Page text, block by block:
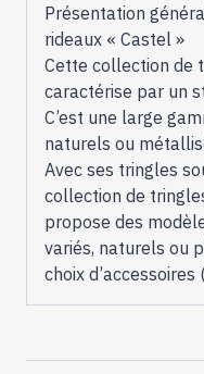
Présentation
rideaux « Castel »
Cette collection de
caractérise par un
C’est une large
naturels ou
Avec ses tringles
collection de
propose des
variés, naturels ou
choix